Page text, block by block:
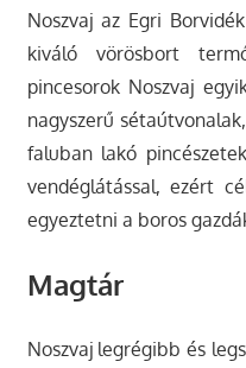
Noszvaj az Egri
kiváló vörösbort
pincesorok Noszvaj
nagyszerű
faluban lakó
vendéglátással, ezért
egyeztetni a boros
Magtár
Noszvaj legrégibb és